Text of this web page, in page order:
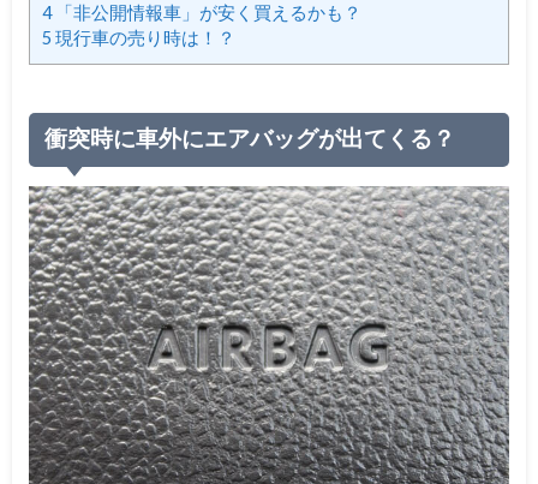
4「非公開情報車」が安く買えるかも？
5 現行車の売り時は！？
衝突時に車外にエアバッグが出てくる？